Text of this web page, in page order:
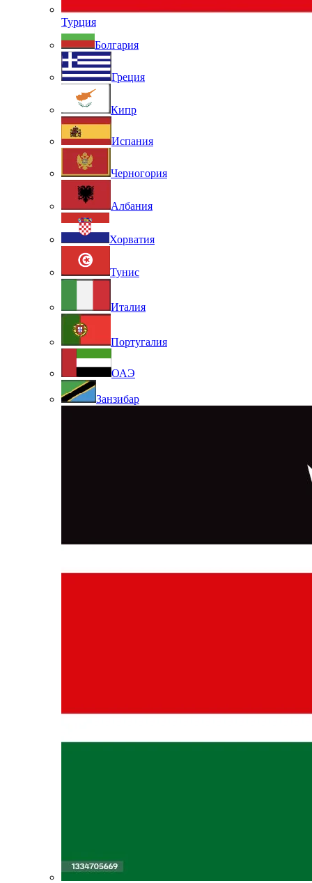
Турция
Болгария
Греция
Кипр
Испания
Черногория
Албания
Хорватия
Тунис
Италия
Португалия
ОАЭ
Занзибар